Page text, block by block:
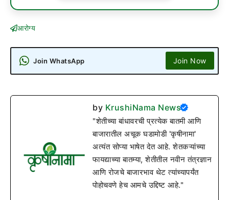
आरोग्य
Join WhatsApp Join Now
by KrushiNama News
"शेतीच्या बांधावरची प्रत्येक बातमी आणि
बाजारातील अचूक घडामोडी 'कृषीनामा'
अत्यंत सोप्या भाषेत देत आहे. शेतकऱ्यांच्या
फायद्याच्या बातम्या, शेतीतील नवीन तंत्रज्ञान
आणि रोजचे बाजारभाव थेट त्यांच्यापर्यंत
पोहोचवणे हेच आमचे उद्दिष्ट आहे."